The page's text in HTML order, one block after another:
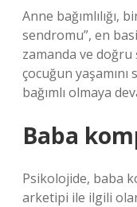
Anne bağımlılığı,
sendromu”, en
zamanda ve
çocuğun
bağımlı olmaya
Baba
Psikolojide, baba
arketipi ile ilgili